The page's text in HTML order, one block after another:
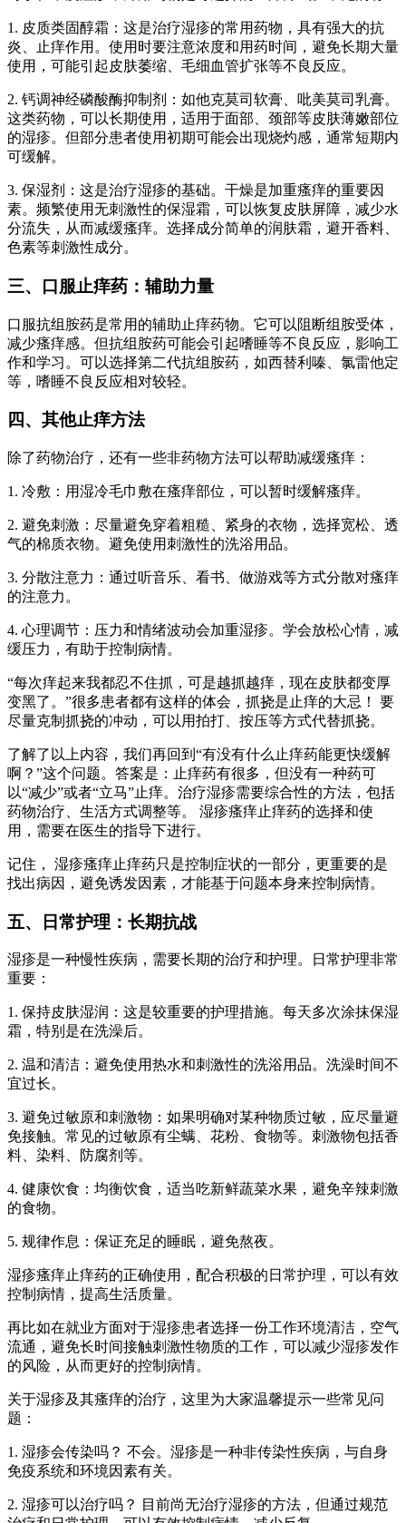
1. 皮质类固醇霜：这是治疗湿疹的常用药物，具有强大的抗
炎、止痒作用。使用时要注意浓度和用药时间，避免长期大量
使用，可能引起皮肤萎缩、毛细血管扩张等不良反应。
2. 钙调神经磷酸酶抑制剂：如他克莫司软膏、吡美莫司乳膏。
这类药物，可以长期使用，适用于面部、颈部等皮肤薄嫩部位
的湿疹。但部分患者使用初期可能会出现烧灼感，通常短期内
可缓解。
3. 保湿剂：这是治疗湿疹的基础。干燥是加重瘙痒的重要因
素。频繁使用无刺激性的保湿霜，可以恢复皮肤屏障，减少水
分流失，从而减缓瘙痒。选择成分简单的润肤霜，避开香料、
色素等刺激性成分。
三、口服止痒药：辅助力量
口服抗组胺药是常用的辅助止痒药物。它可以阻断组胺受体，
减少瘙痒感。但抗组胺药可能会引起嗜睡等不良反应，影响工
作和学习。可以选择第二代抗组胺药，如西替利嗪、氯雷他定
等，嗜睡不良反应相对较轻。
四、其他止痒方法
除了药物治疗，还有一些非药物方法可以帮助减缓瘙痒：
1. 冷敷：用湿冷毛巾敷在瘙痒部位，可以暂时缓解瘙痒。
2. 避免刺激：尽量避免穿着粗糙、紧身的衣物，选择宽松、透
气的棉质衣物。避免使用刺激性的洗浴用品。
3. 分散注意力：通过听音乐、看书、做游戏等方式分散对瘙痒
的注意力。
4. 心理调节：压力和情绪波动会加重湿疹。学会放松心情，减
缓压力，有助于控制病情。
“每次痒起来我都忍不住抓，可是越抓越痒，现在皮肤都变厚
变黑了。”很多患者都有这样的体会，抓挠是止痒的大忌！ 要
尽量克制抓挠的冲动，可以用拍打、按压等方式代替抓挠。
了解了以上内容，我们再回到“有没有什么止痒药能更快缓解
啊？”这个问题。答案是：止痒药有很多，但没有一种药可
以“减少”或者“立马”止痒。治疗湿疹需要综合性的方法，包括
药物治疗、生活方式调整等。 湿疹瘙痒止痒药的选择和使
用，需要在医生的指导下进行。
记住， 湿疹瘙痒止痒药只是控制症状的一部分，更重要的是
找出病因，避免诱发因素，才能基于问题本身来控制病情。
五、日常护理：长期抗战
湿疹是一种慢性疾病，需要长期的治疗和护理。日常护理非常
重要：
1. 保持皮肤湿润：这是较重要的护理措施。每天多次涂抹保湿
霜，特别是在洗澡后。
2. 温和清洁：避免使用热水和刺激性的洗浴用品。洗澡时间不
宜过长。
3. 避免过敏原和刺激物：如果明确对某种物质过敏，应尽量避
免接触。常见的过敏原有尘螨、花粉、食物等。刺激物包括香
料、染料、防腐剂等。
4. 健康饮食：均衡饮食，适当吃新鲜蔬菜水果，避免辛辣刺激
的食物。
5. 规律作息：保证充足的睡眠，避免熬夜。
湿疹瘙痒止痒药的正确使用，配合积极的日常护理，可以有效
控制病情，提高生活质量。
再比如在就业方面对于湿疹患者选择一份工作环境清洁，空气
流通，避免长时间接触刺激性物质的工作，可以减少湿疹发作
的风险，从而更好的控制病情。
关于湿疹及其瘙痒的治疗，这里为大家温馨提示一些常见问
题：
1. 湿疹会传染吗？ 不会。湿疹是一种非传染性疾病，与自身
免疫系统和环境因素有关。
2. 湿疹可以治疗吗？ 目前尚无治疗湿疹的方法，但通过规范